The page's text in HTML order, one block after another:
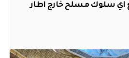
اي سلوك مسلح خارج اطار